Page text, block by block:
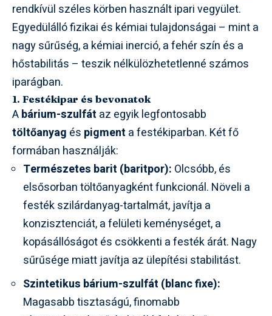
rendkívül széles körben használt ipari vegyület.
Egyedülálló fizikai és kémiai tulajdonságai – mint a
nagy sűrűség, a kémiai inerció, a fehér szín és a
hőstabilitás – teszik nélkülözhetetlenné számos
iparágban.
1. Festékipar és bevonatok
Abárium-szulfát az egyik legfontosabb
töltőanyag és pigment a festékiparban. Két fő
formában használják:
Természetes barit (baritpor): Olcsóbb, és
elsősorban töltőanyagként funkcionál. Növeli a
festék szilárdanyag-tartalmát, javítja a
konzisztenciát, a felületi keménységet, a
kopásállóságot és csökkenti a festék árát. Nagy
sűrűsége miatt javítja az ülepítési stabilitást.
Szintetikus bárium-szulfát (blanc fixe):
Magasabb tisztaságú, finomabb